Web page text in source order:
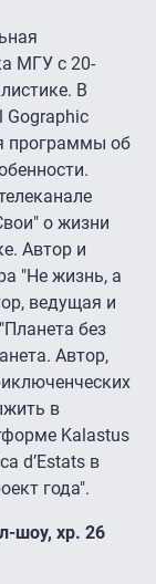
МГУ с 20-
В
Gographic
программы об
о жизни
Автор и
"Не жизнь, а
ведущая и
без
Автор,
в
Kalastus
d’Estats в
года".
шоу, хр. 26